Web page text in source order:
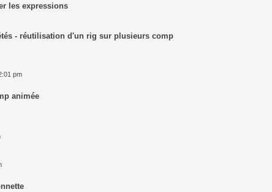
les expressions
- réutilisation d'un rig sur plusieurs comp
pm
animée